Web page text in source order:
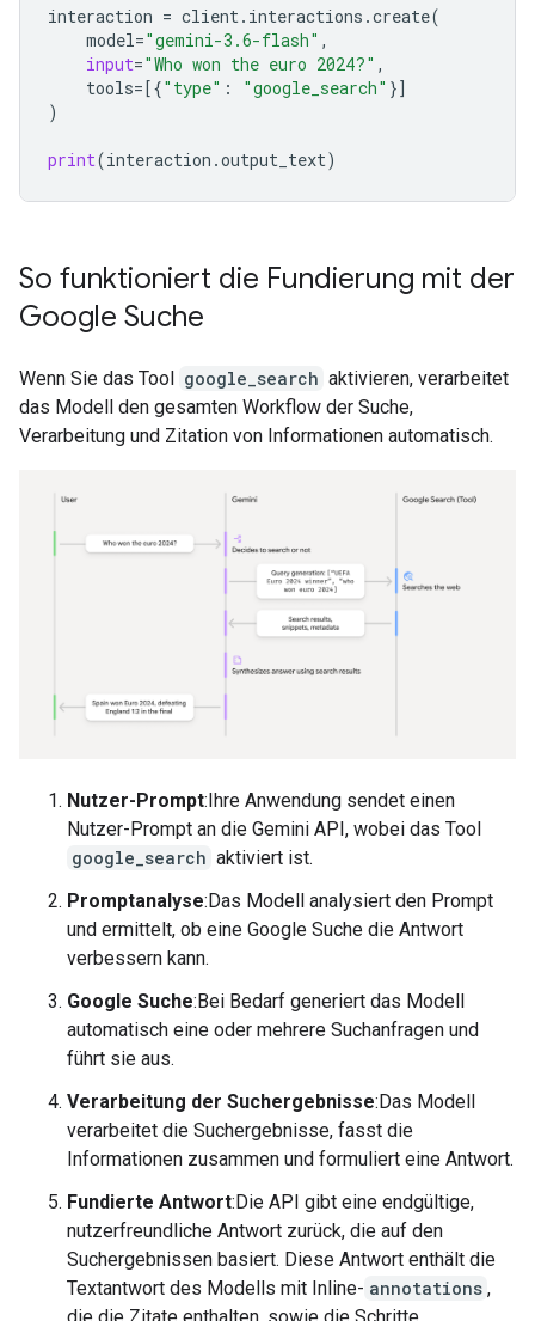
interaction = client. interactions .create(
model="gemini-3.6-flash" ,
input="Who won the euro 2024?" ,
tools=[{"type" : "google_search" }]
)
print(interaction .output_text)
So funktioniert die Fundierung mit der
Google Suche
Wenn Sie das Tool google_search aktivieren, verarbeitet
das Modell den gesamten Workflow der Suche,
Verarbeitung und Zitation von Informationen automatisch.
Nutzer-Prompt:Ihre Anwendung sendet einen
Nutzer-Prompt an die Gemini API, wobei das Tool
google_search aktiviert ist.
Promptanalyse:Das Modell analysiert den Prompt
und ermittelt, ob eine Google Suche die Antwort
verbessern kann.
Google Suche:Bei Bedarf generiert das Modell
automatisch eine oder mehrere Suchanfragen und
führt sie aus.
Verarbeitung der Suchergebnisse:Das Modell
verarbeitet die Suchergebnisse, fasst die
Informationen zusammen und formuliert eine Antwort.
Fundierte Antwort:Die API gibt eine endgültige,
nutzerfreundliche Antwort zurück, die auf den
Suchergebnissen basiert. Diese Antwort enthält die
Textantwort des Modells mit Inline- annotations ,